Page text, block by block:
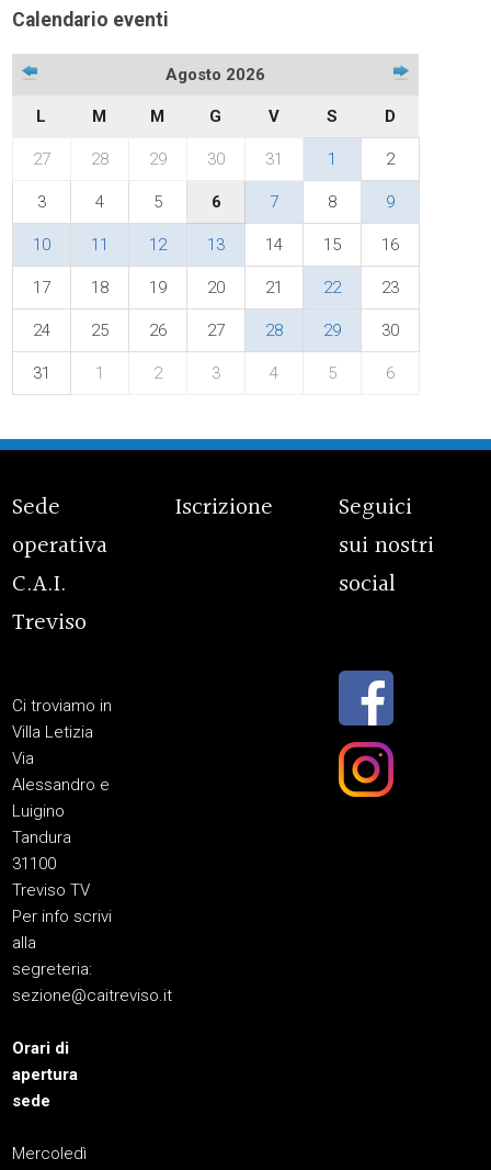
Calendario eventi
Agosto 2026
L M M G V S D
27 28 29 30 31 1 2
3 4 5 6 7 8 9
10 11 12 13 14 15 16
17 18 19 20 21 22 23
24 25 26 27 28 29 30
31 1 2 3 4 5 6
Sede
operativa
C.A.I.
Treviso
Ci troviamo in
Villa Letizia
Via
Alessandro e
Luigino
Tandura
31100
Treviso TV
Per info scrivi
alla
segreteria:
sezione@caitreviso.it
Orari di
apertura
sede
Mercoledì
Iscrizione
Seguici
sui nostri
social